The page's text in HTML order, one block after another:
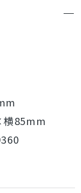
85mm